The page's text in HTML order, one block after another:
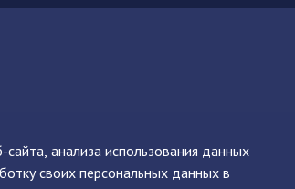
анализа использования данных
своих персональных данных в